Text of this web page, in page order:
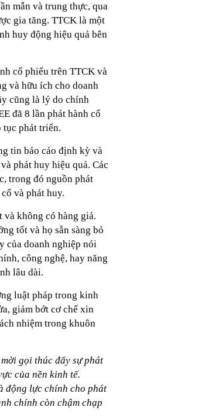
mẫn và trung thực, qua
gia tăng. TTCK là một
huy động hiệu quả bên
cổ phiếu trên TTCK và
và hữu ích cho doanh
cũng là lý do chính
đã 8 lần phát hành cổ
tục phát triển.
tin báo cáo định kỳ và
phát huy hiệu quả. Các
trong đó nguồn phát
và phát huy.
và không có hàng giả.
tốt và họ sẵn sàng bỏ
của doanh nghiệp nói
công nghệ, hay năng
lâu dài.
luật pháp trong kinh
giảm bớt cơ chế xin
nhiệm trong khuôn
gọi thúc đẩy sự phát
của nền kinh tế.
động lực chính cho phát
chính còn chậm chạp